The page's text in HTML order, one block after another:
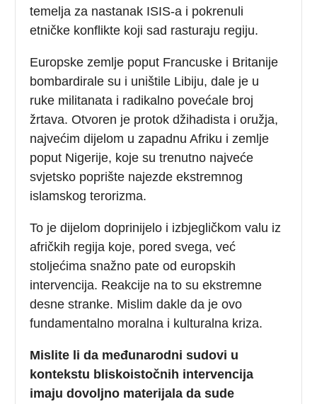
temelja za nastanak ISIS-a i pokrenuli
etničke konflikte koji sad rasturaju regiju.
Europske zemlje poput Francuske i Britanije
bombardirale su i uništile Libiju, dale je u
ruke militanata i radikalno povećale broj
žrtava. Otvoren je protok džihadista i oružja,
najvećim dijelom u zapadnu Afriku i zemlje
poput Nigerije, koje su trenutno najveće
svjetsko poprište najezde ekstremnog
islamskog terorizma.
To je dijelom doprinijelo i izbjegličkom valu iz
afričkih regija koje, pored svega, već
stoljećima snažno pate od europskih
intervencija. Reakcije na to su ekstremne
desne stranke. Mislim dakle da je ovo
fundamentalno moralna i kulturalna kriza.
Mislite li da međunarodni sudovi u
kontekstu bliskoistočnih intervencija
imaju dovoljno materijala da sude